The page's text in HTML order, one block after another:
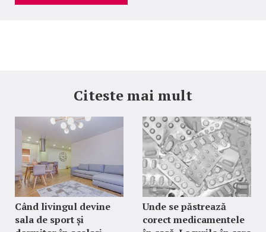
Citeste mai mult
Când livingul devine
sala de sport și
Unde se păstrează
corect medicamentele